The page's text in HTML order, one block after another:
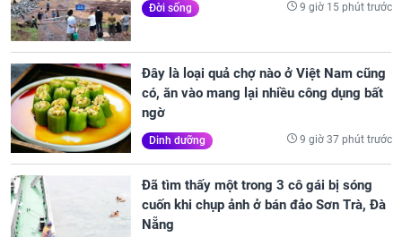
Đời sống 9 giờ 15 phút trước
Đây là loại quả chợ nào ở Việt Nam cũng
có, ăn vào mang lại nhiều công dụng bất
ngờ
Dinh dưỡng 9 giờ 37 phút trước
Đã tìm thấy một trong 3 cô gái bị sóng
cuốn khi chụp ảnh ở bán đảo Sơn Trà, Đà
Nẵng